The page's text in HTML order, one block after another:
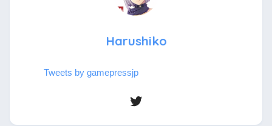
Harushiko
Tweets by gamepressjp